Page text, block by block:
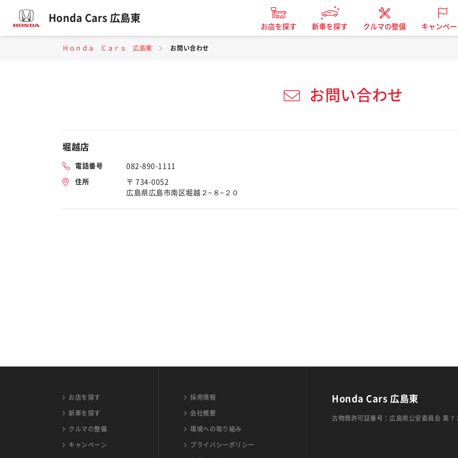
Honda Cars 広島東
お店を探す 新車を探す クルマの整備 キャンペー
Ｈｏｎｄａ Ｃａｒｓ 広島東 お問い合わせ
お問い合わせ
堀越店
電話番号 082-890-1111
住所
〒 734-0052
広島県広島市南区堀越２−８−２０
お店を探す
新車を探す
クルマの整備
キャンペーン
採用情報
会社概要
環境への取り組み
プライバシーポリシー
Honda Cars 広島東
古物商許可証番号：広島県公安委員会 第